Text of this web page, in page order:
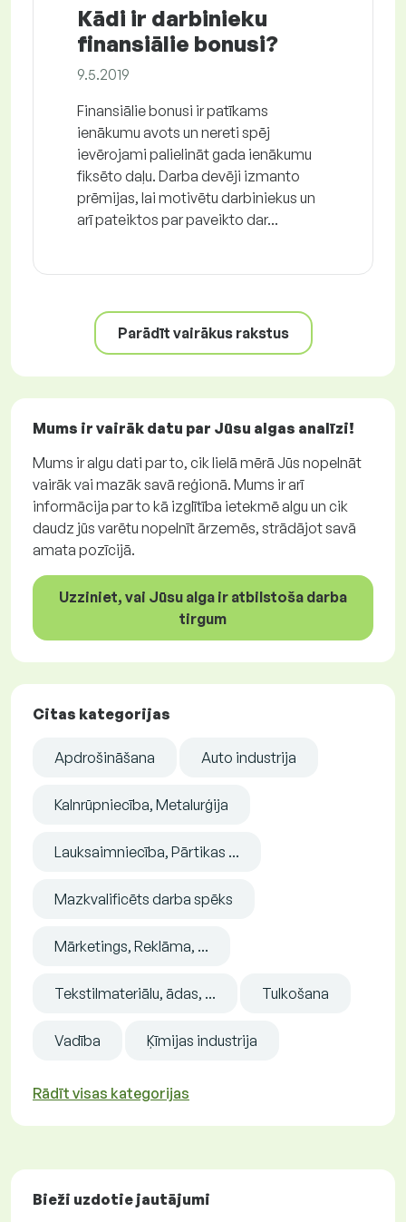
Kādi ir darbinieku
finansiālie bonusi?
9.5.2019
Finansiālie bonusi ir patīkams
ienākumu avots un nereti spēj
ievērojami palielināt gada ienākumu
fiksēto daļu. Darba devēji izmanto
prēmijas, lai motivētu darbiniekus un
arī pateiktos par paveikto dar...
Parādīt vairākus rakstus
Mums ir vairāk datu par Jūsu algas analīzi!
Mums ir algu dati par to, cik lielā mērā Jūs nopelnāt
vairāk vai mazāk savā reģionā. Mums ir arī
informācija par to kā izglītība ietekmē algu un cik
daudz jūs varētu nopelnīt ārzemēs, strādājot savā
amata pozīcijā.
Uzziniet, vai Jūsu alga ir atbilstoša darba
tirgum
Citas kategorijas
Apdrošināšana Auto industrija
Kalnrūpniecība, Metalurģija
Lauksaimniecība, Pārtikas ...
Mazkvalificēts darba spēks
Mārketings, Reklāma, ...
Tekstilmateriālu, ādas, ... Tulkošana
Vadība Ķīmijas industrija
Rādīt visas kategorijas
Bieži uzdotie jautājumi